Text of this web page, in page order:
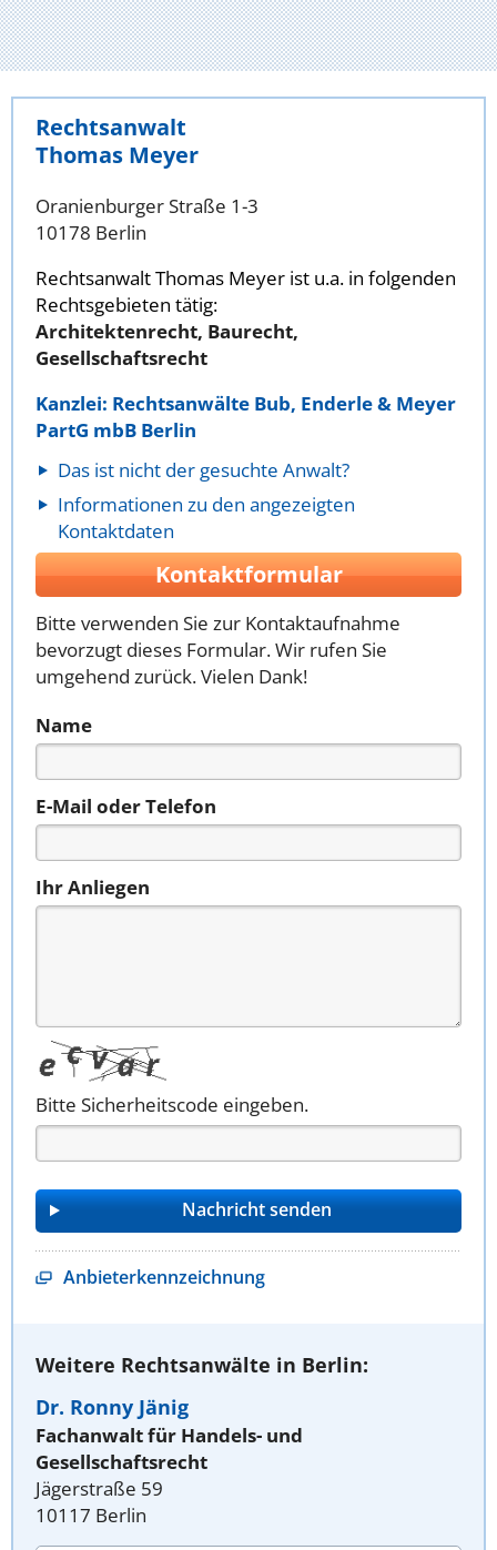
Rechtsanwalt
Thomas Meyer
Oranienburger Straße 1-3
10178 Berlin
Rechtsanwalt Thomas Meyer ist u.a. in folgenden
Rechtsgebieten tätig:
Architektenrecht, Baurecht,
Gesellschaftsrecht
Kanzlei: Rechtsanwälte Bub, Enderle & Meyer
PartG mbB Berlin
Das ist nicht der gesuchte Anwalt?
Informationen zu den angezeigten
Kontaktdaten
Kontaktformular
Bitte verwenden Sie zur Kontaktaufnahme
bevorzugt dieses Formular. Wir rufen Sie
umgehend zurück. Vielen Dank!
Name
E-Mail oder Telefon
Ihr Anliegen
Bitte Sicherheitscode eingeben.
Anbieterkennzeichnung
Weitere Rechtsanwälte in Berlin:
Dr. Ronny Jänig
Fachanwalt für Handels- und
Gesellschaftsrecht
Jägerstraße 59
10117 Berlin